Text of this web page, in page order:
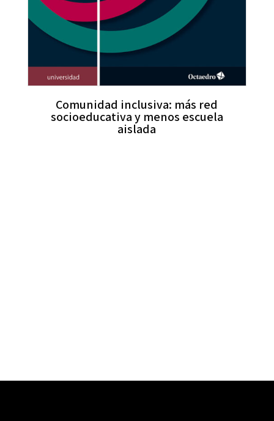
Comunidad inclusiva: más red
socioeducativa y menos escuela
aislada